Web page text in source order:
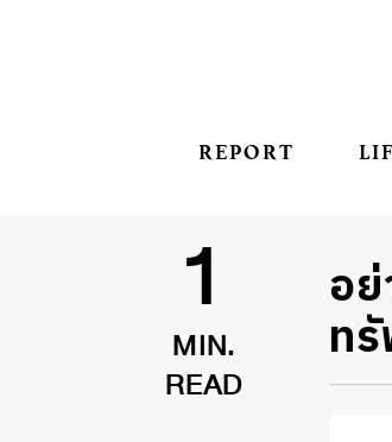
REPORT
1
MIN.
READ
อ
ท